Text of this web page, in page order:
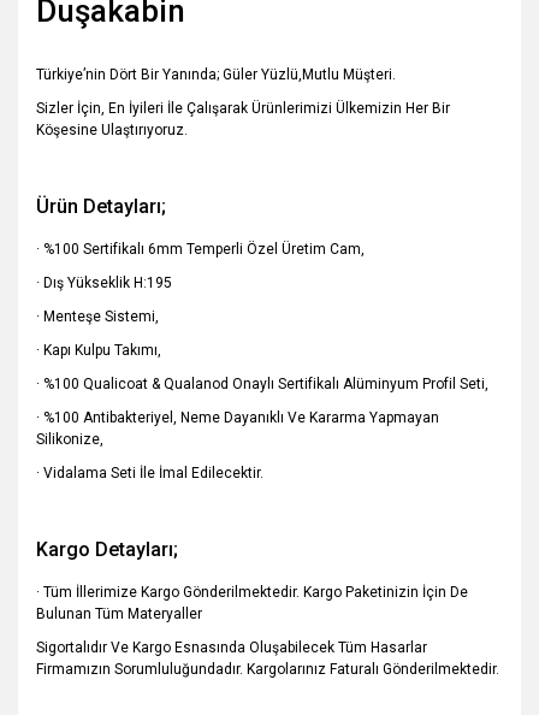
Duşakabin
Türkiye’nin Dört Bir Yanında; Güler Yüzlü,Mutlu Müşteri.
Sizler İçin, En İyileri İle Çalışarak Ürünlerimizi Ülkemizin Her Bir
Köşesine Ulaştırıyoruz.
Ürün Detayları;
· %100 Sertifikalı 6mm Temperli Özel Üretim Cam,
· Dış Yükseklik H:195
· Menteşe Sistemi,
· Kapı Kulpu Takımı,
· %100 Qualicoat & Qualanod Onaylı Sertifikalı Alüminyum Profil Seti,
· %100 Antibakteriyel, Neme Dayanıklı Ve Kararma Yapmayan
Silikonize,
· Vidalama Seti İle İmal Edilecektir.
Kargo Detayları;
· Tüm İllerimize Kargo Gönderilmektedir. Kargo Paketinizin İçin De
Bulunan Tüm Materyaller
Sigortalıdır Ve Kargo Esnasında Oluşabilecek Tüm Hasarlar
Firmamızın Sorumluluğundadır. Kargolarınız Faturalı Gönderilmektedir.